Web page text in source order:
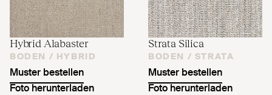
Hybrid Alabaster
BODEN / HYBRID
Muster bestellen
Foto herunterladen
Strata Silica
BODEN / STRATA
Muster bestellen
Foto herunterladen